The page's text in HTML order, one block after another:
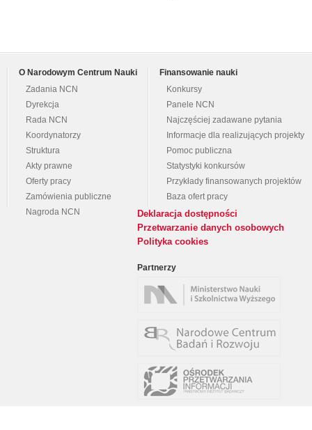
O Narodowym Centrum Nauki
Zadania NCN
Dyrekcja
Rada NCN
Koordynatorzy
Struktura
Akty prawne
Oferty pracy
Zamówienia publiczne
Nagroda NCN
Finansowanie nauki
Konkursy
Panele NCN
Najczęściej zadawane pytania
Informacje dla realizujących projekty
Pomoc publiczna
Statystyki konkursów
Przykłady finansowanych projektów
Baza ofert pracy
Deklaracja dostępności
Przetwarzanie danych osobowych
Polityka cookies
Partnerzy